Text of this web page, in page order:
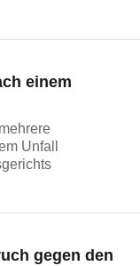
einem
Unfall
gegen den